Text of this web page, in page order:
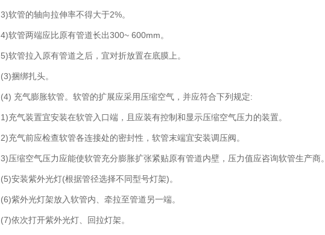
3)软管的轴向拉伸率不得大于2%。
4)软管两端应比原有管道长出300~ 600mm。
5)软管拉入原有管道之后，宜对折放置在底膜上。
(3)捆绑扎头。
(4) 充气膨胀软管。软管的扩展应采用压缩空气，并应符合下列规定:
1)充气装置宜安装在软管入口端，且应装有控制和显示压缩空气压力的装置。
2)充气前应检查软管各连接处的密封性，软管末端宜安装调压阀。
3)压缩空气压力应能使软管充分膨胀扩张紧贴原有管道内壁，压力值应咨询软管生产商。
(5)安装紫外光灯(根据管径选择不同型号灯架)。
(6)紫外光灯架放入软管内、牵拉至管道另一端。
(7)依次打开紫外光灯、回拉灯架。